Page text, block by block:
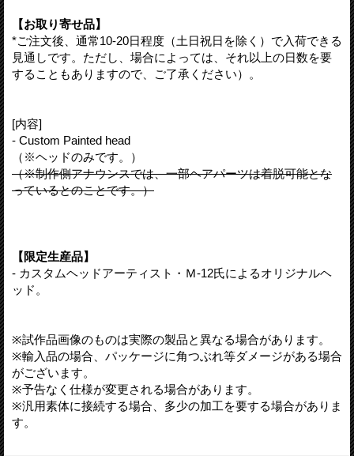
【お取り寄せ品】
*ご注文後、通常10-20日程度（土日祝日を除く）で入荷できる
見通しです。ただし、場合によっては、それ以上の日数を要
することもありますので、ご了承ください）。
[内容]
- Custom Painted head
（※ヘッドのみです。）
（※制作側アナウンスでは、一部ヘアパーツは着脱可能とな
っているとのことです。）
【限定生産品】
- カスタムヘッドアーティスト・Ｍ-12氏によるオリジナルヘ
ッド。
※試作品画像のものは実際の製品と異なる場合があります。
※輸入品の場合、パッケージに角つぶれ等ダメージがある場合
がございます。
※予告なく仕様が変更される場合があります。
※汎用素体に接続する場合、多少の加工を要する場合がありま
す。